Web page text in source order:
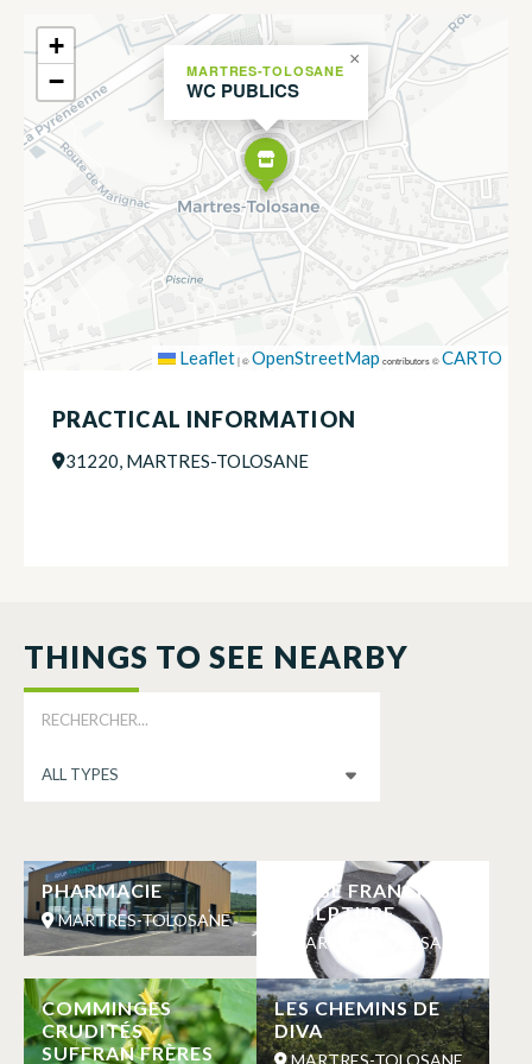
MARTRES-TOLOSANE
WC PUBLICS
×
+
−
Leaflet|©OpenStreetMap contributors ©CARTO
PRACTICAL INFORMATION
31220, MARTRES-TOLOSANE
THINGS TO SEE NEARBY
PHARMACIE
MARTRES-TOLOSANE
MASSE FRANCK
SCULPTURE
MARTRES-TOLOSANE
COMMINGES
CRUDITÉS
SUFFRAN FRÈRES
LES CHEMINS DE
DIVA
MARTRES-TOLOSANE